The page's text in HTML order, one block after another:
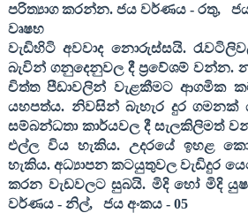
පරිත්‍යාග කරන්න. ජය වර්ණය - රතු,
වෘෂභ
වැඩිහිටි අවවාද නොරුස්සයි.
බැවින් ගනුදෙනුවල දී ප්‍රවේශම් වන්න.
චිත්ත පීඩාවලින් වැළකීමට ආගමික
යහපත්ය. නිවසින් බැහැර දුර ගමනක්
සම්බන්ධතා කාර්යවල දී සැලකිලිමත්
එල්ල විය හැකිය. උදරයේ ඉහළ
හැකිය. අධ්‍යාපන කටයුතුවල වැඩිදුර
කරන වැඩවලට සුබයි. මිදි හෝ මිදි යුෂ
වර්ණය - නිල්, ජය අංකය - 05